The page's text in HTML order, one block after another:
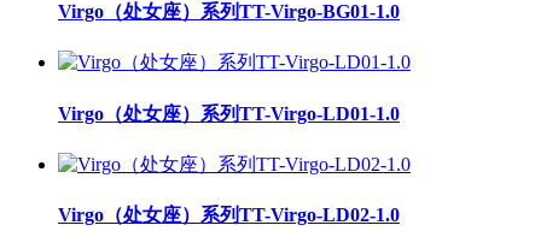
Virgo（处女座）系列TT-Virgo-BG01-1.0
Virgo（处女座）系列TT-Virgo-LD01-1.0
Virgo（处女座）系列TT-Virgo-LD02-1.0